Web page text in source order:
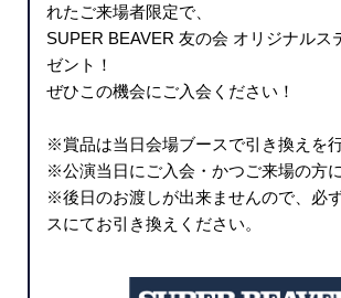
れたご来場者限定で、
SUPER BEAVER 友の会 オリジナルス
ゼント！
ぜひこの機会にご入会ください！
※賞品は当日会場ブースで引き換えを行
※公演当日にご入会・かつご来場の方に
※後日のお渡しが出来ませんので、必
スにてお引き換えください。